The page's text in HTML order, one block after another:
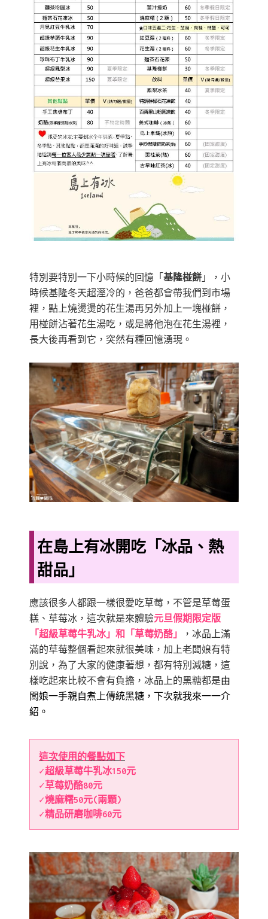
特別要特別一下小時候的回憶「 基隆椪餅 」，小
時候基隆冬天超溼冷的，爸爸都會帶我們到市場
裡，點上燒燙燙的花生湯再另外加上一塊椪餅，
用椪餅沾著花生湯吃，或是將他泡在花生湯裡，
長大後再看到它，突然有種回憶湧現。
在島上有冰開吃「冰品、熱
甜品」
應該很多人都跟一樣很愛吃草莓，不管是草莓蛋
糕、草莓冰，這次就是來體驗元旦假期限定版
「超級草莓牛乳冰」和「草莓奶酪」
，冰品上滿
滿的草莓整個看起來就很美味，加上老闆娘有特
別說，為了大家的健康著想，都有特別減糖，這
樣吃起來比較不會有負擔，冰品上的黑糖都是由
闆娘一手親自煮上傳統黑糖，下次就我來一一介
紹。
這次使用的餐點如下
✓超級草莓牛乳冰150元
✓草莓奶酪80元
✓燒麻糬50元(兩顆)
✓精品研磨咖啡60元